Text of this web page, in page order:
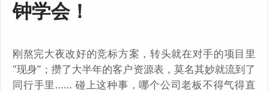
钟学会！
刚熬完大夜改好的竞标方案，转头就在对手的项目里
“现身”；攒了大半年的客户资源表，莫名其妙就流到了
同行手里…… 碰上这种事，哪个公司老板不得气得直